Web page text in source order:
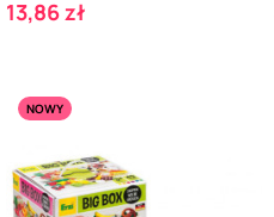
Cena
13,86 zł
NOWY